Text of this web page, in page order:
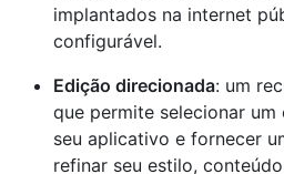
implantados na internet
configurável.
Edição direcionada: um
que permite selecionar
seu aplicativo e fornecer
refinar seu estilo,